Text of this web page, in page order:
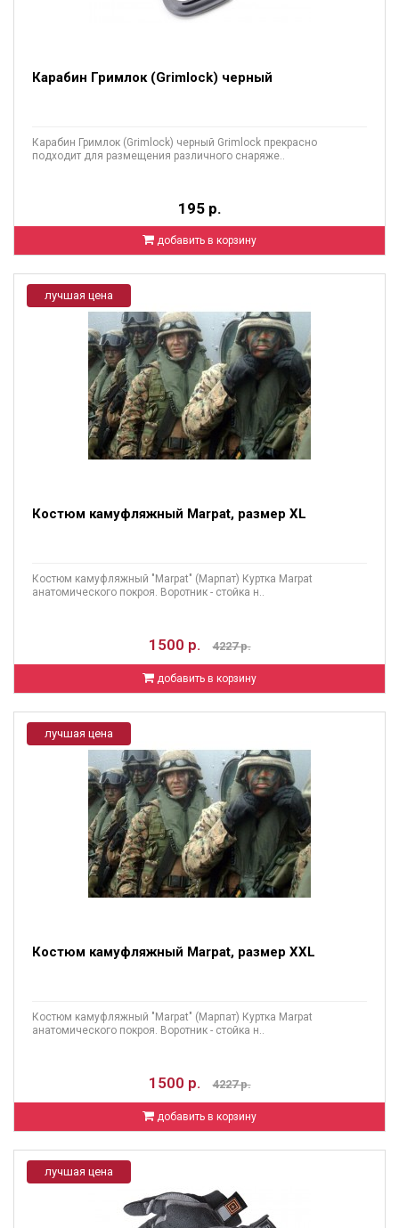
Карабин Гримлок (Grimlock) черный
Карабин Гримлок (Grimlock) черный Grimlock прекрасно
подходит для размещения различного снаряже..
195 р.
добавить в корзину
лучшая цена
Костюм камуфляжный Marpat, размер XL
Костюм камуфляжный "Marpat" (Марпат) Куртка Marpat
анатомического покроя. Воротник - стойка н..
1500 р. 4227 р.
добавить в корзину
лучшая цена
Костюм камуфляжный Marpat, размер XXL
Костюм камуфляжный "Marpat" (Марпат) Куртка Marpat
анатомического покроя. Воротник - стойка н..
1500 р. 4227 р.
добавить в корзину
лучшая цена